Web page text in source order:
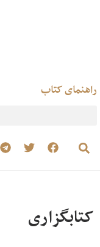
راهنمای کتاب
کتابگزاری